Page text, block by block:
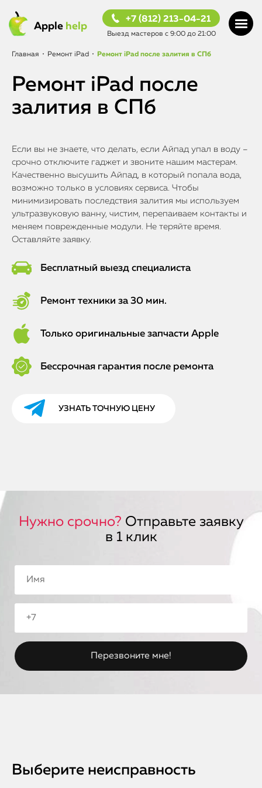
Apple help
+7 (812) 213-04-21
Выезд мастеров с 9:00 до 21:00
Главная • Ремонт iPad • Ремонт iPad после залития в СПб
Ремонт iPad после
залития в СПб
Если вы не знаете, что делать, если Айпад упал в воду –
срочно отключите гаджет и звоните нашим мастерам.
Качественно высушить Айпад, в который попала вода,
возможно только в условиях сервиса. Чтобы
минимизировать последствия залития мы используем
ультразвуковую ванну, чистим, перепаиваем контакты и
меняем поврежденные модули. Не теряйте время.
Оставляйте заявку.
Бесплатный выезд специалиста
Ремонт техники за 30 мин.
Только оригинальные запчасти Apple
Бессрочная гарантия после ремонта
УЗНАТЬ ТОЧНУЮ ЦЕНУ
Нужно срочно? Отправьте заявку
в 1 клик
Выберите неисправность